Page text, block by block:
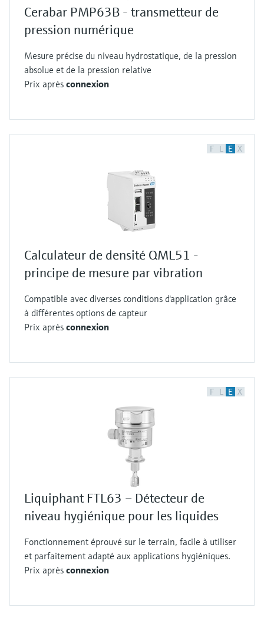
Cerabar PMP63B - transmetteur de
pression numérique
Mesure précise du niveau hydrostatique, de la pression
absolue et de la pression relative
Prix après connexion
F L E X
Calculateur de densité QML51 -
principe de mesure par vibration
Compatible avec diverses conditions d'application grâce
à différentes options de capteur
Prix après connexion
F L E X
Liquiphant FTL63 – Détecteur de
niveau hygiénique pour les liquides
Fonctionnement éprouvé sur le terrain, facile à utiliser
et parfaitement adapté aux applications hygiéniques.
Prix après connexion